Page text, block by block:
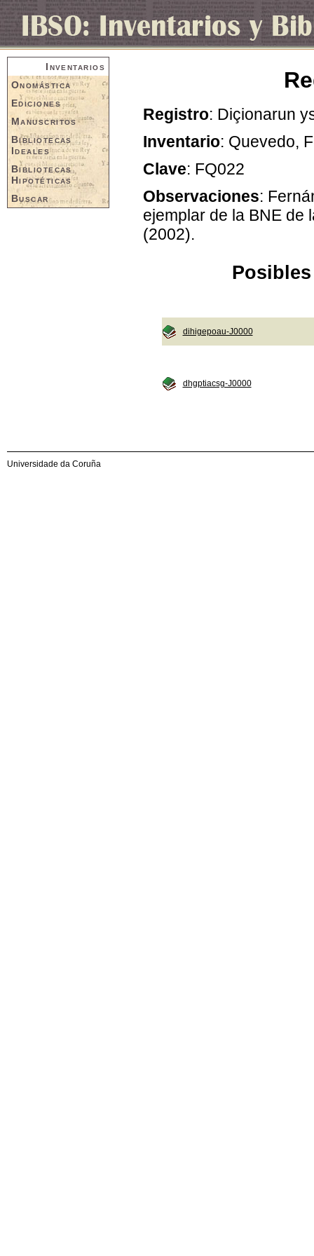
Inventarios
Onomástica
Ediciones
Manuscritos
Bibliotecas
Ideales
Bibliotecas
Hipotéticas
Buscar
Registro: Diçionarun
Inventario: Quevedo,
Clave: FQ022
Observaciones:
ejemplar de la BNE de
(2002).
dihigepoau-J0000
dhgptiacsg-J0000
Universidade da Coruña